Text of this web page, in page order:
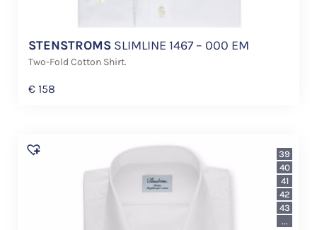
STENSTROMS SLIMLINE 1467 – 000 EM
Two-Fold Cotton Shirt.
€ 158
39
40
41
42
43
...